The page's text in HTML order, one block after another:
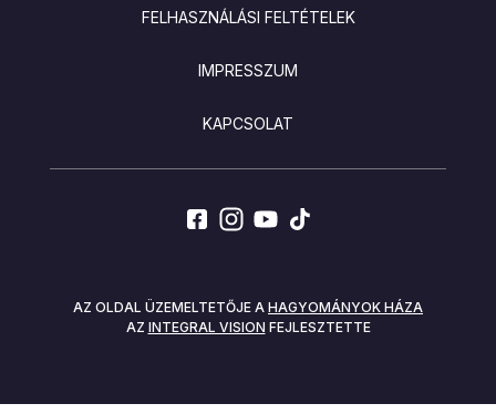
FELHASZNÁLÁSI FELTÉTELEK
IMPRESSZUM
KAPCSOLAT
SOCIALS
AZ OLDAL ÜZEMELTETŐJE A HAGYOMÁNYOK HÁZA
AZ INTEGRAL VISION FEJLESZTETTE